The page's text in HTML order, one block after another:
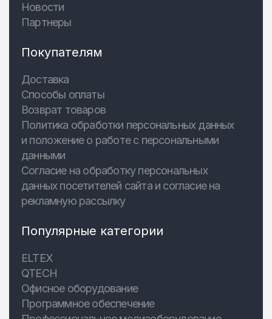
Новости
Партнеры
Покупателям
Доставка
Способы оплаты
Возврат товаров
Политика обработки персональных данных
и положение о работе с персональными
данными
Согласие на обработку персональных
данных посетителей сайта и согласие на
рекламную рассылку
Популярные категории
ELTEX
QTECH
Офисное оборудование
Программное обеспечение